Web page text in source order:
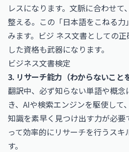
レスになります。文脈に合わせて
整える。この「日本語をこねる
みます。ビジ ネス文書としての
した資格も武器になります。
ビジネス文書検定
3. リサーチ能力（わからないこと
翻訳中、必ず知らない単語や概念
き、AIや検索エンジンを駆使して
知識を素早く見つけ出す力が必要
って効率的にリサーチを行うスキ
す。